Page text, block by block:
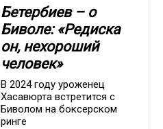
Бетербиев – о
Биволе: «Редиска
он, нехороший
человек»
В 2024 году уроженец
Хасавюрта встретится с
Биволом на боксерском
ринге